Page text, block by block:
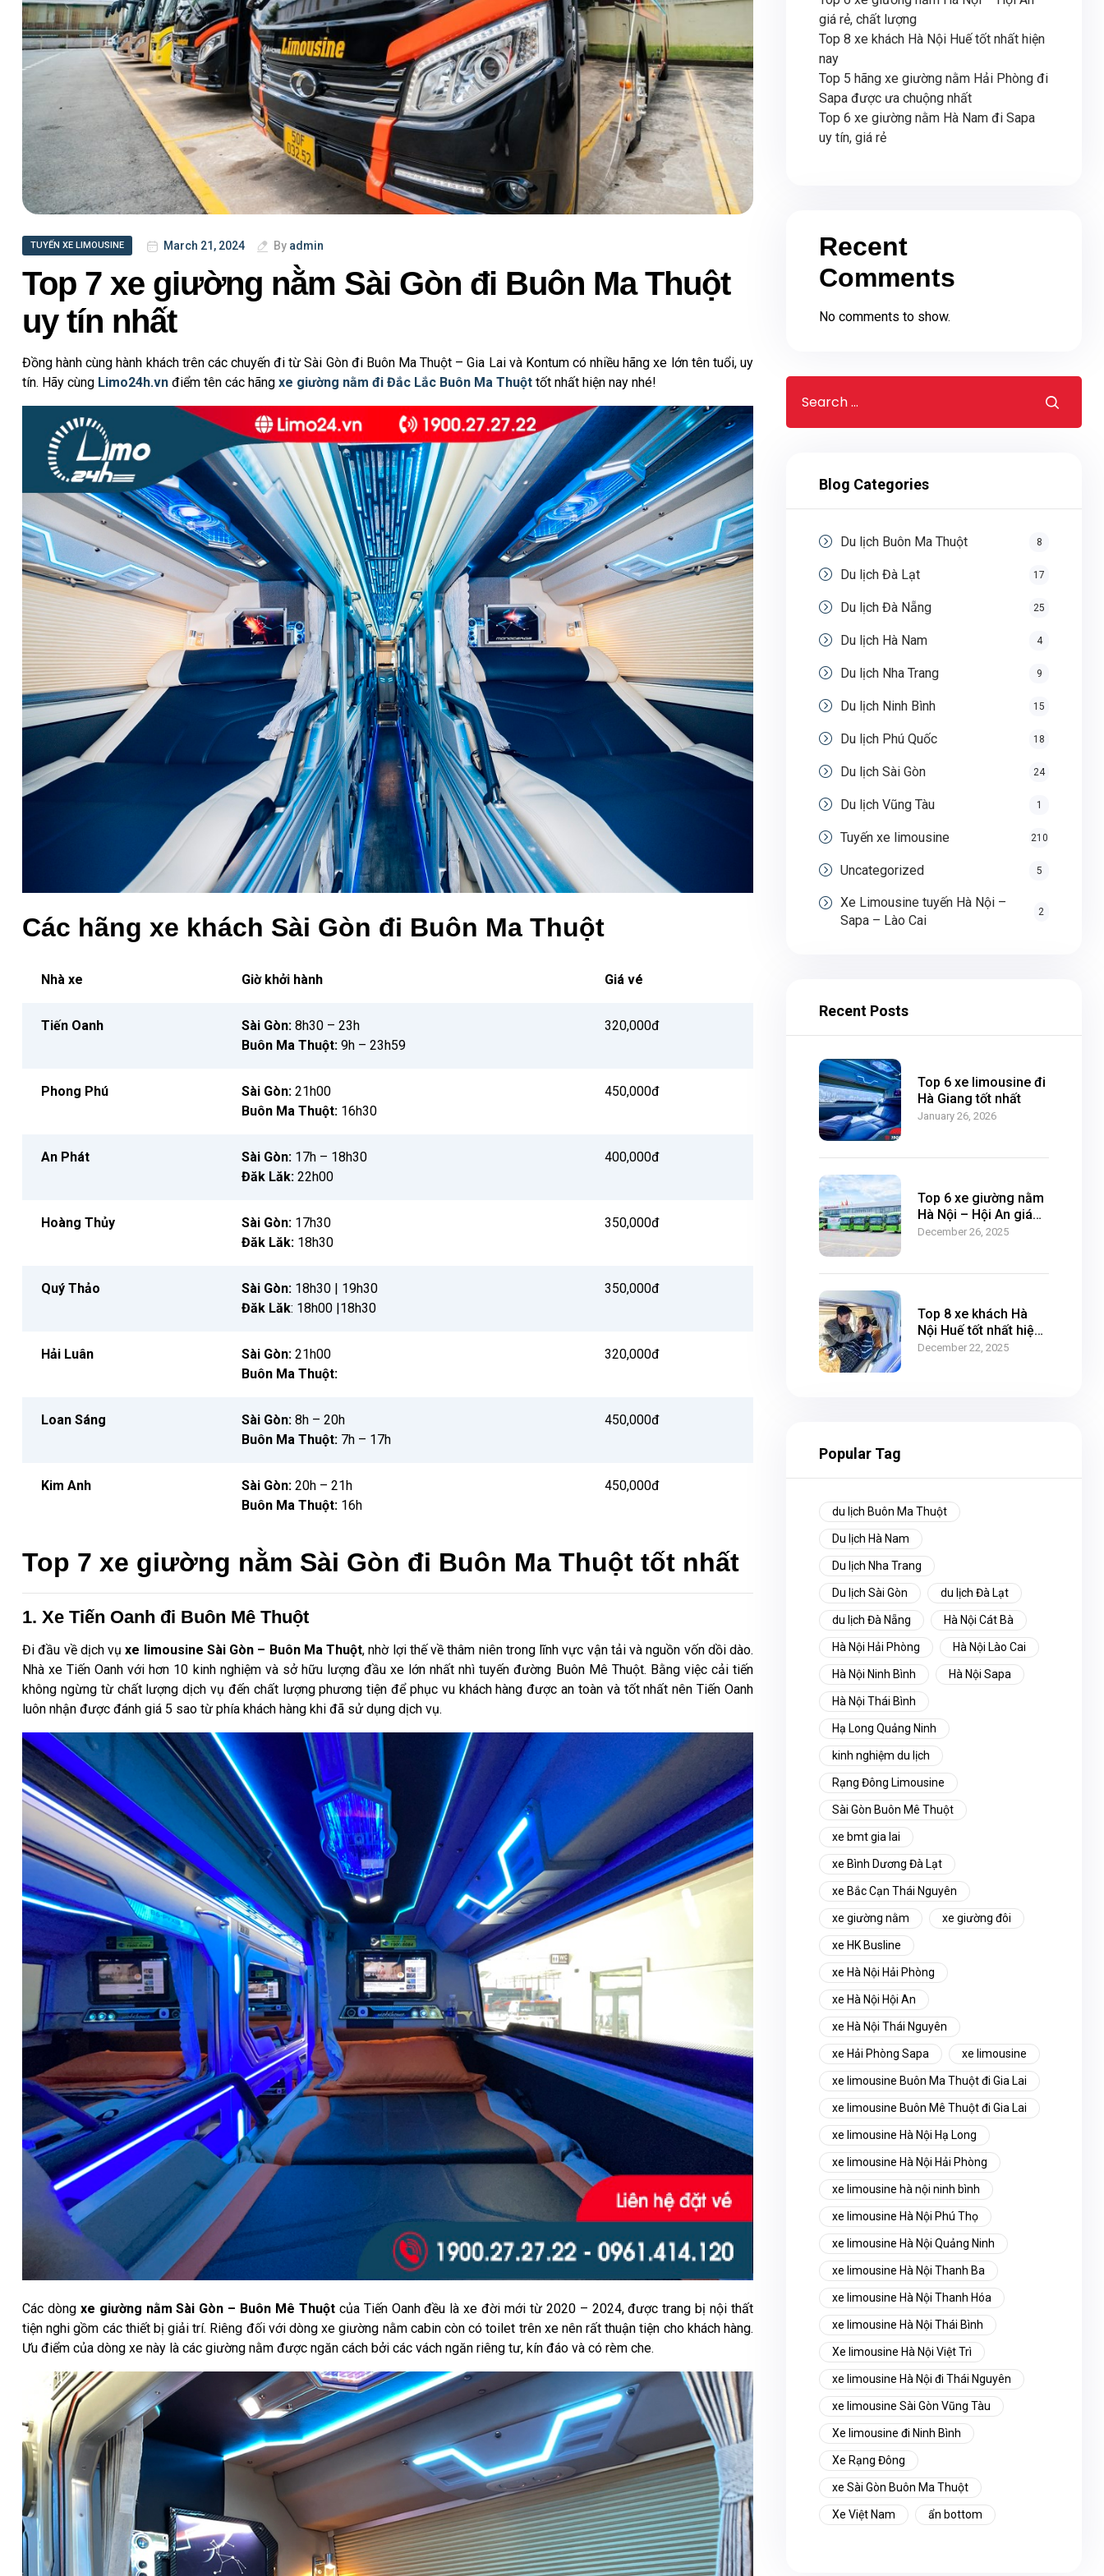
TUYẾN XE LIMOUSINE March 21, 2024 By admin
Top 7 xe giường nằm Sài Gòn đi Buôn Ma Thuột
uy tín nhất
Đồng hành cùng hành khách trên các chuyến đi từ Sài Gòn đi Buôn Ma Thuột – Gia Lai và Kontum có nhiều hãng xe lớn tên tuổi, uy
tín. Hãy cùng Limo24h.vn điểm tên các hãng xe giường nằm đi Đắc Lắc Buôn Ma Thuột tốt nhất hiện nay nhé!
Các hãng xe khách Sài Gòn đi Buôn Ma Thuột
Nhà xe Giờ khởi hành Giá vé
Tiến Oanh Sài Gòn:8h30 – 23h
Buôn Ma Thuột:9h – 23h59
320,000đ
Phong Phú Sài Gòn:21h00
Buôn Ma Thuột:16h30
450,000đ
An Phát Sài Gòn:17h – 18h30
Đăk Lăk:22h00
400,000đ
Hoàng Thủy Sài Gòn:17h30
Đăk Lăk:18h30
350,000đ
Quý Thảo Sài Gòn:18h30 | 19h30
Đăk Lăk: 18h00 |18h30
350,000đ
Hải Luân Sài Gòn:21h00
Buôn Ma Thuột:
320,000đ
Loan Sáng Sài Gòn:8h – 20h
Buôn Ma Thuột:7h – 17h
450,000đ
Kim Anh Sài Gòn:20h – 21h
Buôn Ma Thuột:16h
450,000đ
Top 7 xe giường nằm Sài Gòn đi Buôn Ma Thuột tốt nhất
1. Xe Tiến Oanh đi Buôn Mê Thuột
Đi đầu về dịch vụxe limousine Sài Gòn – Buôn Ma Thuột, nhờ lợi thế về thâm niên trong lĩnh vực vận tải và nguồn vốn dồi dào.
Nhà xe Tiến Oanh với hơn 10 kinh nghiệm và sở hữu lượng đầu xe lớn nhất nhì tuyến đường Buôn Mê Thuột. Bằng việc cải tiến
không ngừng từ chất lượng dịch vụ đến chất lượng phương tiện để phục vu khách hàng được an toàn và tốt nhất nên Tiến Oanh
luôn nhận được đánh giá 5 sao từ phía khách hàng khi đã sử dụng dịch vụ.
Các dòng xe giường nằm Sài Gòn – Buôn Mê Thuột của Tiến Oanh đều là xe đời mới từ 2020 – 2024, được trang bị nội thất
tiện nghi gồm các thiết bị giải trí. Riêng đối với dòng xe giường nằm cabin còn có toilet trên xe nên rất thuận tiện cho khách hàng.
Ưu điểm của dòng xe này là các giường nằm được ngăn cách bởi các vách ngăn riêng tư, kín đáo và có rèm che.
giá rẻ, chất lượng
Top 8 xe khách Hà Nội Huế tốt nhất hiện
nay
Top 5 hãng xe giường nằm Hải Phòng đi
Sapa được ưa chuộng nhất
Top 6 xe giường nằm Hà Nam đi Sapa
uy tín, giá rẻ
Recent
Comments
No comments to show.
Blog Categories
Du lịch Buôn Ma Thuột 8
Du lịch Đà Lạt 17
Du lịch Đà Nẵng 25
Du lịch Hà Nam 4
Du lịch Nha Trang 9
Du lịch Ninh Bình 15
Du lịch Phú Quốc 18
Du lịch Sài Gòn 24
Du lịch Vũng Tàu 1
Tuyến xe limousine 210
Uncategorized 5
Xe Limousine tuyến Hà Nội –
Sapa – Lào Cai
2
Recent Posts
Top 6 xe limousine đi
Hà Giang tốt nhất
January 26, 2026
Top 6 xe giường nằm
Hà Nội – Hội An giá
rẻ, chất lượng
December 26, 2025
Top 8 xe khách Hà
Nội Huế tốt nhất hiện
nay
December 22, 2025
Popular Tag
du lịch Buôn Ma Thuột
Du lịch Hà Nam
Du lịch Nha Trang
Du lịch Sài Gòn du lịch Đà Lạt
du lịch Đà Nẵng Hà Nội Cát Bà
Hà Nội Hải Phòng Hà Nội Lào Cai
Hà Nội Ninh Bình Hà Nội Sapa
Hà Nội Thái Bình
Hạ Long Quảng Ninh
kinh nghiệm du lịch
Rạng Đông Limousine
Sài Gòn Buôn Mê Thuột
xe bmt gia lai
xe Bình Dương Đà Lạt
xe Bắc Cạn Thái Nguyên
xe giường nằm xe giường đôi
xe HK Busline
xe Hà Nội Hải Phòng
xe Hà Nội Hội An
xe Hà Nội Thái Nguyên
xe Hải Phòng Sapa xe limousine
xe limousine Buôn Ma Thuột đi Gia Lai
xe limousine Buôn Mê Thuột đi Gia Lai
xe limousine Hà Nội Hạ Long
xe limousine Hà Nội Hải Phòng
xe limousine hà nội ninh bình
xe limousine Hà Nội Phú Thọ
xe limousine Hà Nội Quảng Ninh
xe limousine Hà Nội Thanh Ba
xe limousine Hà Nội Thanh Hóa
xe limousine Hà Nội Thái Bình
Xe limousine Hà Nội Việt Trì
xe limousine Hà Nội đi Thái Nguyên
xe limousine Sài Gòn Vũng Tàu
Xe limousine đi Ninh Bình
Xe Rạng Đông
xe Sài Gòn Buôn Ma Thuột
Xe Việt Nam ẩn bottom